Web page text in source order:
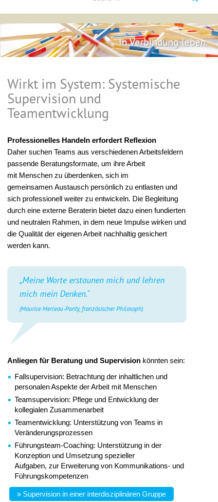
In Verbindung leben.
Wirkt im System: Systemische
Supervision und
Teamentwicklung
Professionelles Handeln erfordert Reflexion
Daher suchen Teams aus verschiedenen Arbeitsfeldern
passende Beratungsformate, um ihre Arbeit
mit Menschen zu überdenken, sich im
gemeinsamen Austausch persönlich zu entlasten und
sich professionell weiter zu entwickeln. Die Begleitung
durch eine externe Beraterin bietet dazu einen fundierten
und neutralen Rahmen, in dem neue Impulse wirken und
die Qualität der eigenen Arbeit nachhaltig gesichert
werden kann.
„Meine Worte erstaunen mich und lehren
mich mein Denken."
(Maurice Merleau-Ponty, französischer Philosoph)
Anliegen für Beratung und Supervision könnten sein:
Fallsupervision: Betrachtung der inhaltlichen und
personalen Aspekte der Arbeit mit Menschen
Teamsupervision: Pflege und Entwicklung der
kollegialen Zusammenarbeit
Teamentwicklung: Unterstützung von Teams in
Veränderungsprozessen
Führungsteam-Coaching: Unterstützung in der
Konzeption und Umsetzung spezieller
Aufgaben, zur Erweiterung von Kommunikations- und
Führungskompetenzen
» Supervision in einer interdisziplinären Gruppe